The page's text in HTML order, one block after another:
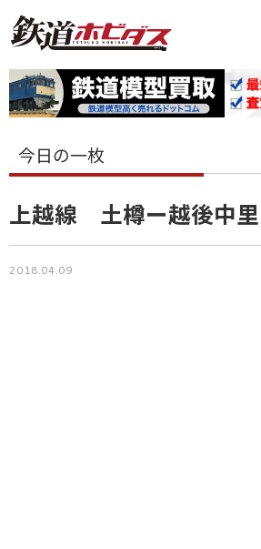
今日の一枚
上越線 土樽ー越後中里
2018.04.09